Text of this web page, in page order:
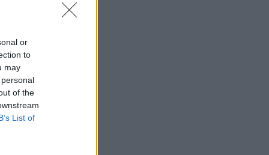
or
to
may
of the
List of